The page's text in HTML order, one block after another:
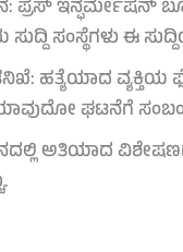
ಪ್ರೆಸ್ ಇನ್ಫರ್ಮೇಷನ್
ಸುದ್ದಿ ಸಂಸ್ಥೆಗಳು ಈ
ಹತ್ಯೆಯಾದ
ಘಟನೆಗೆ
ಅತಿಯಾದ